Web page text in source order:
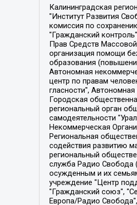
Калининградская региональная общественная организация "Экозащита!-Женсовет", Фонд содействия защите прав и свобод граждан "Общественный вердикт", Фонд "Институт Развития Свободы Информации", Частное учреждение "Информационное агентство МЕМО. РУ", Региональная общественная организация "Общественная комиссия по сохранению наследия академика Сахарова", Фонд поддержки свободы прессы, Санкт-Петербургская общественная правозащитная организация "Гражданский контроль", Межрегиональная общественная организация "Информационно-просветительский центр "Мемориал", Региональный Фонд "Центр Защиты Прав Средств Массовой Информации", с 05.12.2023 Фонд "Центр Защиты Прав Средств массовой информации", Региональная общественная благотворительная организация помощи беженцам и мигрантам "Гражданское содействие", Негосударственное образовательное учреждение дополнительного профессионального образования (повышение квалификации) специалистов "АКАДЕМИЯ ПО ПРАВАМ ЧЕЛОВЕКА", Свердловская региональная общественная организация "Сутяжник", Автономная некоммерческая организация "Центр независимых социологических исследований", Союз общественных объединений "Российский исследовательский центр по правам человека", Региональное общественное учреждение научно-информационный центр "МЕМОРИАЛ", Некоммерческая организация "Фонд защиты гласности", Автономная некоммерческая организация "Институт прав человека",